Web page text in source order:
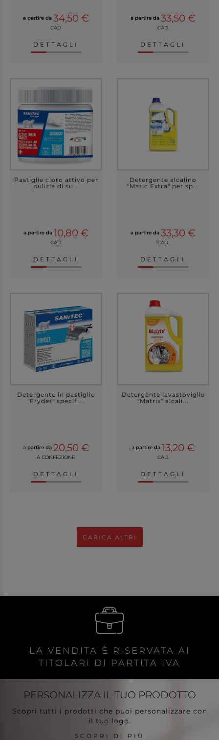
a partire da 34,50 €
CAD.
DETTAGLI
a partire da 33,50 €
CAD.
DETTAGLI
Pastiglie cloro attivo per
pulizia di su...
a partire da 10,80 €
CAD.
DETTAGLI
Detergente alcalino
"Matic Extra" per sp...
a partire da 33,30 €
CAD.
DETTAGLI
Detergente in pastiglie
"Frydet" specifi...
a partire da 20,50 €
A CONFEZIONE
DETTAGLI
Detergente lavastoviglie
"Matrix" alcali...
a partire da 13,20 €
CAD.
DETTAGLI
CARICA ALTRI
LA VENDITA È RISERVATA AI
TITOLARI DI PARTITA IVA
PERSONALIZZA IL TUO PRODOTTO
Scopri tutti i prodotti che puoi personalizzare con
il tuo logo.
SCOPRI DI PIÙ